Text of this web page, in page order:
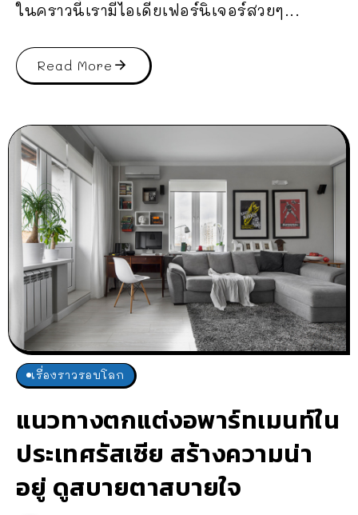
ในคราวนี้เรามีไอเดียเฟอร์นิเจอร์สวยๆ...
Read More
เรื่องราวรอบโลก
แนวทางตกแต่งอพาร์ทเมนท์ใน
ประเทศรัสเซีย สร้างความน่า
อยู่ ดูสบายตาสบายใจ